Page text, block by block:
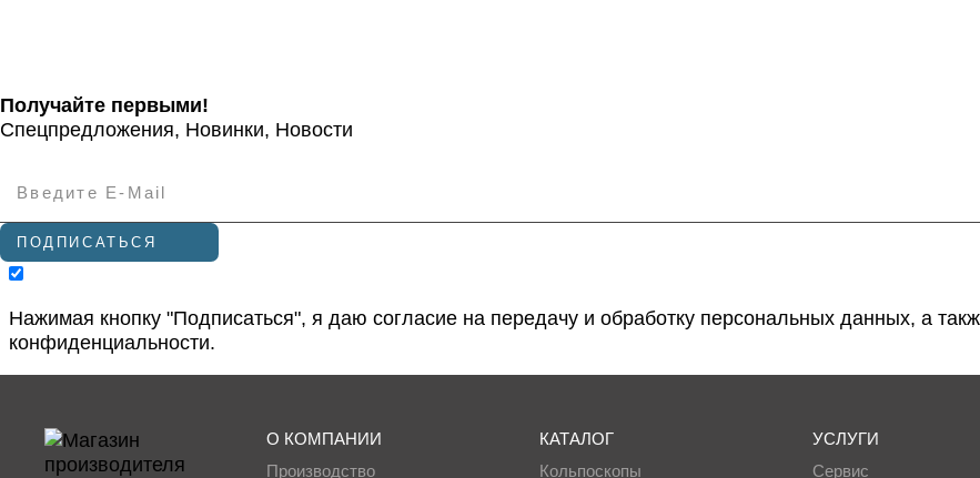
Получайте первыми!
Спецпредложения, Новинки, Новости
ПОДПИСАТЬСЯ
Нажимая кнопку "Подписаться", я даю согласие на передачу и обработку персональных данных, а
конфиденциальности.
О КОМПАНИИ
Производство
КАТАЛОГ
Кольпоскопы
УСЛУГИ
Сервис